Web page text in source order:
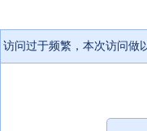
访问过于频繁，本次访问做